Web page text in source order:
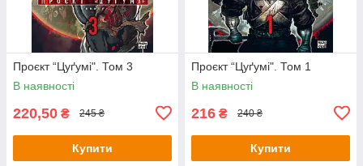
Проєкт “Цуґумі". Том 3
В наявності
220,50 ₴ 245 ₴
Купити
Проєкт “Цуґумі". Том 1
В наявності
216 ₴ 240 ₴
Купити